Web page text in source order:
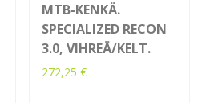
MTB-KENKÄ.
SPECIALIZED RECON
3.0, VIHREÄ/KELT.
272,25€